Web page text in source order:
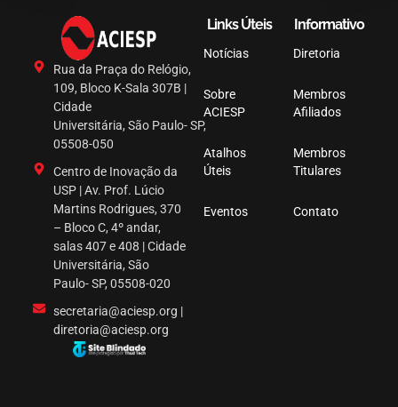
Rua da Praça do Relógio,
109, Bloco K-Sala 307B |
Cidade
Universitária, São Paulo- SP,
05508-050
Centro de Inovação da
USP | Av. Prof. Lúcio
Martins Rodrigues, 370
– Bloco C, 4º andar,
salas 407 e 408 | Cidade
Universitária, São
Paulo- SP, 05508-020
secretaria@aciesp.org |
diretoria@aciesp.org
Links Úteis
Notícias
Sobre
ACIESP
Atalhos
Úteis
Eventos
Informativo
Diretoria
Membros
Afiliados
Membros
Titulares
Contato